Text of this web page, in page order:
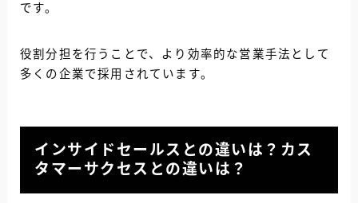
です。
役割分担を行うことで、より効率的な営業手法として
多くの企業で採用されています。
インサイドセールスとの違いは？カス
タマーサクセスとの違いは？